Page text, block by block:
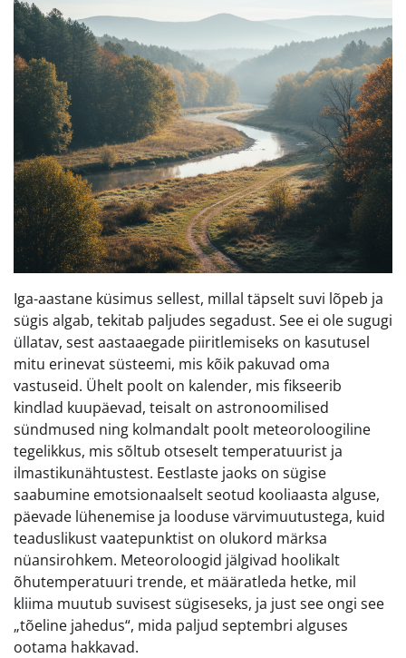
Iga-aastane küsimus sellest, millal täpselt suvi lõpeb ja
sügis algab, tekitab paljudes segadust. See ei ole sugugi
üllatav, sest aastaaegade piiritlemiseks on kasutusel
mitu erinevat süsteemi, mis kõik pakuvad oma
vastuseid. Ühelt poolt on kalender, mis fikseerib
kindlad kuupäevad, teisalt on astronoomilised
sündmused ning kolmandalt poolt meteoroloogiline
tegelikkus, mis sõltub otseselt temperatuurist ja
ilmastikunähtustest. Eestlaste jaoks on sügise
saabumine emotsionaalselt seotud kooliaasta alguse,
päevade lühenemise ja looduse värvimuutustega, kuid
teaduslikust vaatepunktist on olukord märksa
nüansirohkem. Meteoroloogid jälgivad hoolikalt
õhutemperatuuri trende, et määratleda hetke, mil
kliima muutub suvisest sügiseseks, ja just see ongi see
„tõeline jahedus“, mida paljud septembri alguses
ootama hakkavad.